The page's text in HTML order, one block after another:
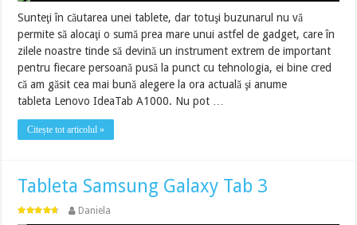
Sunteţi în căutarea unei tablete, dar totuşi buzunarul nu vă
permite să alocaţi o sumă prea mare unui astfel de gadget, care în
zilele noastre tinde să devină un instrument extrem de important
pentru fiecare persoană pusă la punct cu tehnologia, ei bine cred
că am găsit cea mai bună alegere la ora actuală şi anume
tableta Lenovo IdeaTab A1000. Nu pot …
Citește tot articolul »
Tableta Samsung Galaxy Tab 3
Daniela